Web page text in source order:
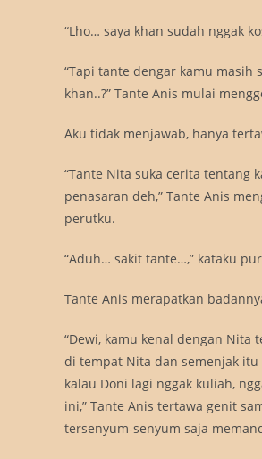
“Lho… saya khan sudah nggak
“Tapi tante dengar kamu masih
khan..?” Tante Anis mulai
Aku tidak menjawab, hanya
“Tante Nita suka cerita tentang
penasaran deh,” Tante Anis
perutku.
“Aduh… sakit tante…,” kataku
Tante Anis merapatkan
“Dewi, kamu kenal dengan Nita
di tempat Nita dan semenjak
kalau Doni lagi nggak kuliah,
ini,” Tante Anis tertawa genit
tersenyum-senyum saja